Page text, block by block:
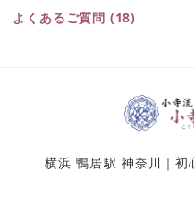
よくあるご質問 (18)
横浜 鴨居駅 神奈川｜